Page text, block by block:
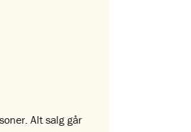
Alt salg går